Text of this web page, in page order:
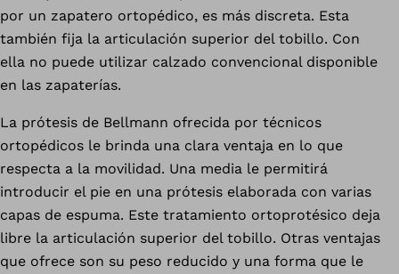
por un zapatero ortopédico, es más discreta. Esta
también fija la articulación superior del tobillo. Con
ella no puede utilizar calzado convencional disponible
en las zapaterías.
La prótesis de Bellmann ofrecida por técnicos
ortopédicos le brinda una clara ventaja en lo que
respecta a la movilidad. Una media le permitirá
introducir el pie en una prótesis elaborada con varias
capas de espuma. Este tratamiento ortoprotésico deja
libre la articulación superior del tobillo. Otras ventajas
que ofrece son su peso reducido y una forma que le